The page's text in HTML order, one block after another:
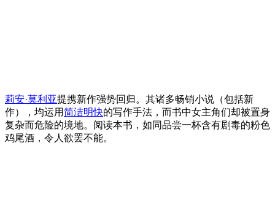
莉安·莫利亚提携新作强势回归。其诸多畅销小说（包括新
作），均运用简洁明快的写作手法，而书中女主角们却被置身
复杂而危险的境地。阅读本书，如同品尝一杯含有剧毒的粉色
鸡尾酒，令人欲罢不能。